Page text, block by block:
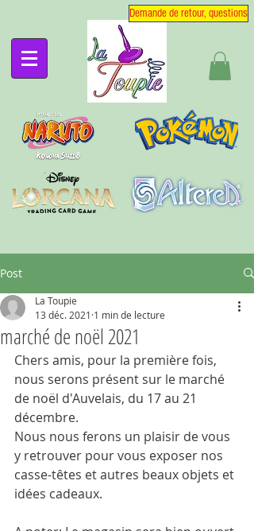
Demande de retour, questions
Post
marché de noël 2021
La Toupie
13 déc. 2021 1 min de lecture
Chers amis, pour la première fois,
nous serons présent sur le marché
de noël d'Auvelais, du 17 au 21
décembre.
Nous nous ferons un plaisir de vous
y retrouver pour vous exposer nos
casse-têtes et autres beaux objets et
idées cadeaux.